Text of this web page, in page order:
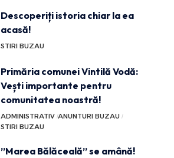
Descoperiți istoria chiar la ea
acasă!
STIRI BUZAU
Primăria comunei Vintilă Vodă:
Vești importante pentru
comunitatea noastră!
ADMINISTRATIV ANUNTURI BUZAU
STIRI BUZAU
”Marea Bălăceală” se amână!